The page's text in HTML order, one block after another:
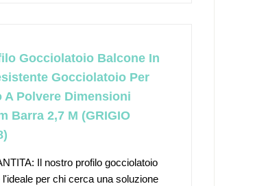
Gocciolatoio Balcone In
Gocciolatoio Per
Polvere Dimensioni
Barra 2,7 M (GRIGIO
Il nostro profilo gocciolatoio
per chi cerca una soluzione